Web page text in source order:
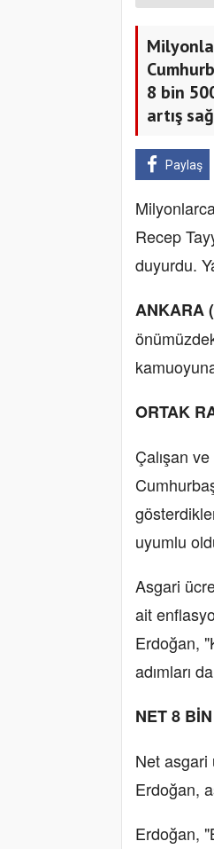
8 bin
artış
Paylaş
Recep
duyurdu.
ANKARA
ORTAK
Çalışan
uyumlu
Asgari
ait
Erdoğan,
adımları
NET 8
Net asgari
Erdoğan,
Erdoğan,